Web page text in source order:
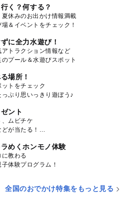
く？何する？
夏休みのお出かけ情報満載
＆イベントをチェック！
に全力水遊び！
アトラクション情報など
プール＆水遊びスポット
場所！
トをチェック
っぷり思いっきり遊ぼう♪
ント
ムビチケ
が当たる！
めくホンモノ体験
に教わる
体験プログラム！
全国のおでかけ特集をもっと見る